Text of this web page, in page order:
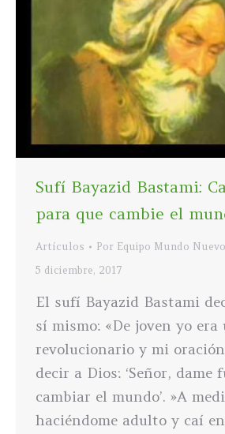
Sufí Bayazid Bastami:
para que cambie el
Artículos Por Equipo Mundo Nuevo
5 diciembre, 2017
El sufí Bayazid Bastami
sí mismo: «De joven yo era
revolucionario y mi
decir a Dios: ‘Señor, dame
cambiar el mundo’. »A
haciéndome adulto y caí